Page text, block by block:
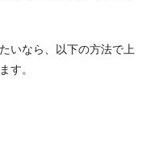
いなら、以下の方法で上
す。